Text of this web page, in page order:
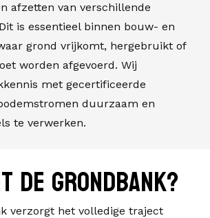
afzetten van verschillende
is essentieel binnen bouw- en
grond vrijkomt, hergebruikt of
worden afgevoerd. Wij
met gecertificeerde
duurzaam en
te verwerken.
de grondbank?
verzorgt het volledige traject